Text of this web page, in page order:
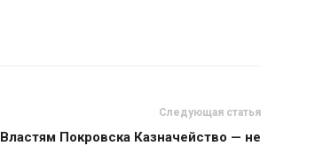
Следующая статья
Властям Покровска Казначейство — не